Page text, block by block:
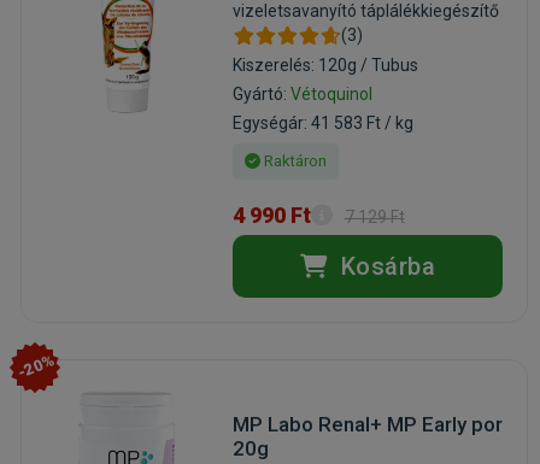
vizeletsavanyító táplálékkiegészítő
(3)
Kiszerelés: 120g / Tubus
Gyártó: Vétoquinol
Egységár: 41 583 Ft / kg
Raktáron
4 990 Ft 7 129 Ft
Kosárba
-20%
MP Labo Renal+ MP Early por
20g